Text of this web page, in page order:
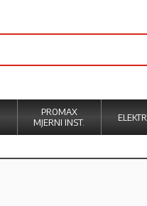
PROMAX
MJERNI INST.